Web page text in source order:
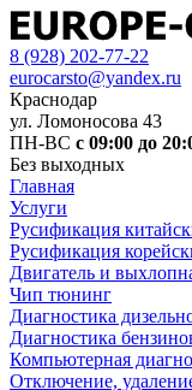
8 (928) 202-77-22
eurocarsto@yandex.ru
Краснодар
ул. Ломоносова 43
ПН-ВС с 09:00 до
Без выходных
Главная
Услуги
Русификация
Русификация
Двигатель и
Чип тюнинг
Диагностика
Диагностика
Компьютерная
Отключение,